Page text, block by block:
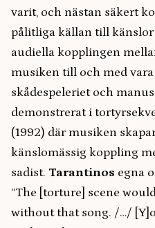
varit, och nästan säkert
pålitliga källan till känslor
audiella kopplingen
musiken till och med
skådespeleriet och
demonstrerat i
(1992) där musiken
känslomässig koppling
sadist. Tarantinos egna
“The [torture] scene
without that song. /…/